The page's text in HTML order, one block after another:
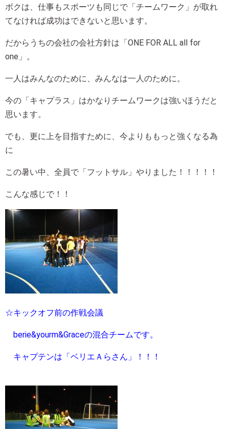
ボクは、仕事もスポーツも同じで「チームワーク」が取れ
てなければ成功はできないと思います。
だからうちの会社の会社方針は「ONE FOR ALL all for
one」。
一人はみんなのために、みんなは一人のために。
今の「キャプラス」はかなりチームワークは強いほうだと
思います。
でも、更に上を目指すために、今よりももっと強くなる為
に
この暑い中、全員で「フットサル」やりました！！！！！
こんな感じで！！
☆キックオフ前の作戦会議
berie&yourm&Graceの混合チームです。
キャプテンは「ベリエＡらさん」！！！